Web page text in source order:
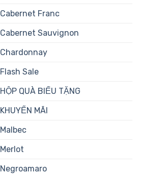
Cabernet Franc
Cabernet Sauvignon
Chardonnay
Flash Sale
HỘP QUÀ BIẾU TẶNG
KHUYẾN MÃI
Malbec
Merlot
Negroamaro